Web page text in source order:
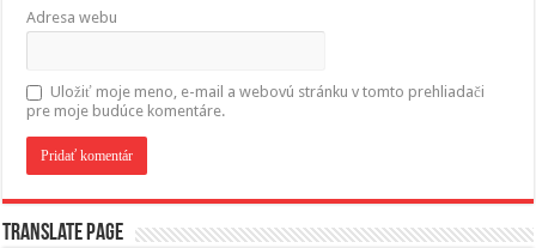
Adresa webu
Uložiť moje meno, e-mail a webovú stránku v tomto prehliadači
pre moje budúce komentáre.
Translate page